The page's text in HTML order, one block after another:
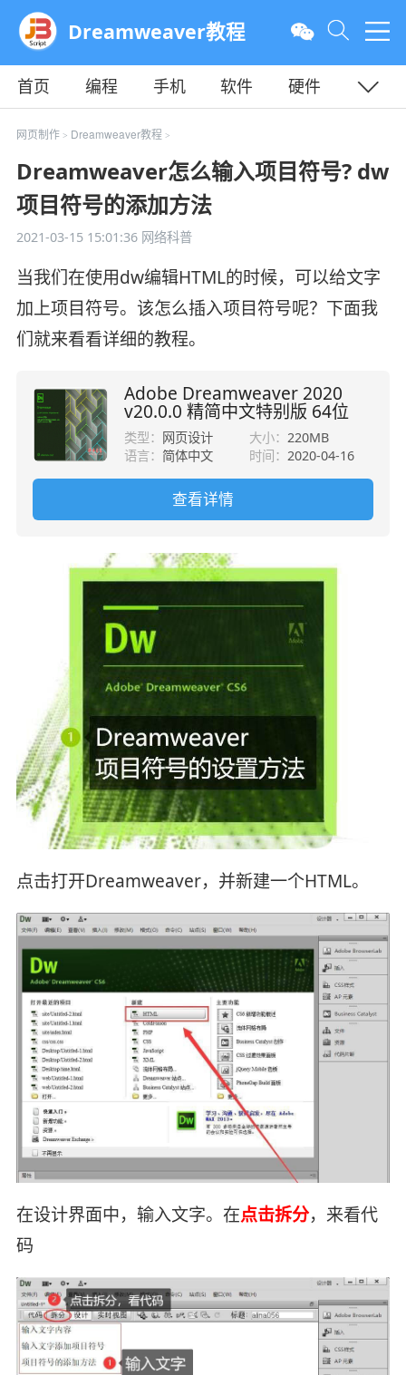
Dreamweaver教程
首页 编程 手机 软件
硬件
教程
平面 服务器
网页制作> Dreamweaver教程 >
Dreamweaver怎么输入项目符号? dw
项目符号的添加方法
2021-03-15 15:01:36网络科普
当我们在使用dw编辑HTML的时候，可以给文字
加上项目符号。该怎么插入项目符号呢？下面我
们就来看看详细的教程。
Adobe Dreamweaver 2020
v20.0.0 精简中文特别版 64位
类型： 网页设计 大小： 220MB
语言： 简体中文 时间： 2020-04-16
查看详情
点击打开Dreamweaver，并新建一个HTML。
在设计界面中，输入文字。在点击拆分，来看代
码